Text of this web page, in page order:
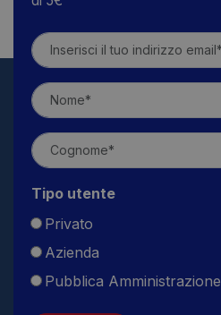
Tipo utente
Privato
Azienda
Pubblica Amministrazione